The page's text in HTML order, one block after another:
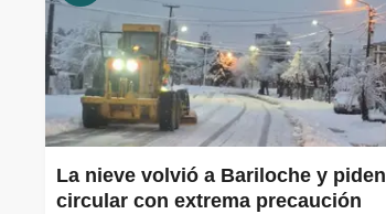
La nieve volvió a Bariloche y piden
circular con extrema precaución